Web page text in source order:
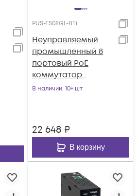
PUS-TS08GL-BTi
Неуправляемый
промышленный 8
портовый PoE
коммутатор
POWERTONE PUS-
В наличии: 10+ шт
22 648 ₽
В корзину